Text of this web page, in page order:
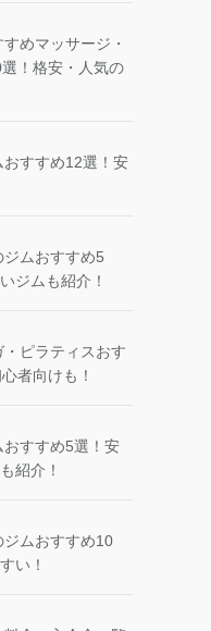
めマッサージ・
！格安・人気の
おすすめ12選！安
ジムおすすめ5
ジムも紹介！
・ピラティスおす
者向けも！
おすすめ5選！安
紹介！
ジムおすすめ10
い！